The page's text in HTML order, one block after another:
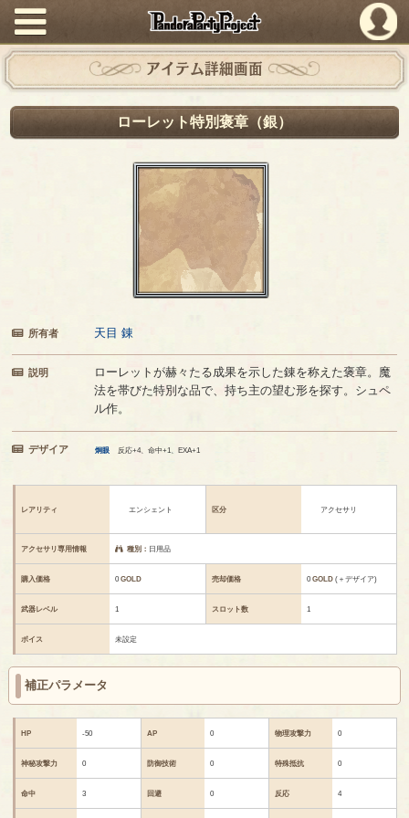
PandoraPartyProject
アイテム詳細画面
ローレット特別褒章（銀）
所有者 天目 錬
説明
ローレットが赫々たる成果を示した錬を称えた褒章。魔
法を帯びた特別な品で、持ち主の望む形を探す。シュペ
ル作。
デザイア 炯眼 反応+4、命中+1、EXA+1
レアリティ エンシェント 区分 アクセサリ
アクセサリ専用情報 種別： 日用品
購入価格 0GOLD 売却価格 0GOLD (＋デザイア)
武器レベル 1 スロット数 1
ボイス 未設定
補正パラメータ
HP -50 AP 0 物理攻撃力 0
神秘攻撃力 0 防御技術 0 特殊抵抗 0
命中 3 回避 0 反応 4